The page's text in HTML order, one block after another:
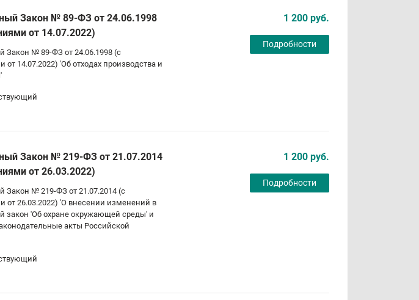
Закон № 89-ФЗ от 24.06.1998
от 14.07.2022)
Закон № 89-ФЗ от 24.06.1998 (с
от 14.07.2022) 'Об отходах производства и
1 200 руб.
Подробности
Закон № 219-ФЗ от 21.07.2014
от 26.03.2022)
Закон № 219-ФЗ от 21.07.2014 (с
от 26.03.2022) 'О внесении изменений в
закон 'Об охране окружающей среды' и
акты Российской
1 200 руб.
Подробности